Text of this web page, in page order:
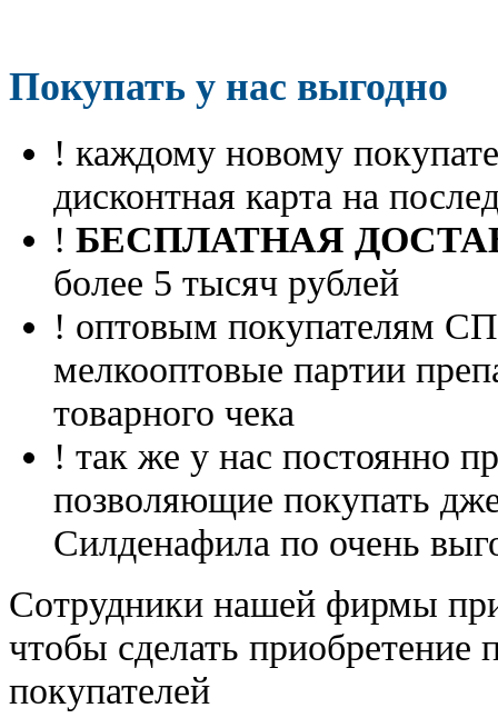
Покупать у нас выгодно
! каждому новому
дисконтная карта на
! БЕСПЛАТНАЯ
более 5 тысяч рублей
! оптовым покупателям
мелкооптовые партии
товарного чека
! так же у нас постоянно
позволяющие покупать
Силденафила по очень
Cотрудники нашей фирмы
чтобы сделать приобретение
покупателей